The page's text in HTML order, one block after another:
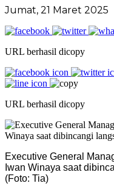
Jumat, 21 Maret 2025
URL berhasil dicopy
URL berhasil dicopy
Executive General
Iwan Winaya saat
(Foto: Tia)